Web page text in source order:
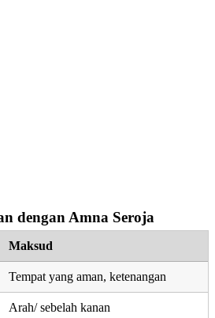
dengan Amna Seroja
Maksud
Tempat yang aman, ketenangan
Arah/ sebelah kanan